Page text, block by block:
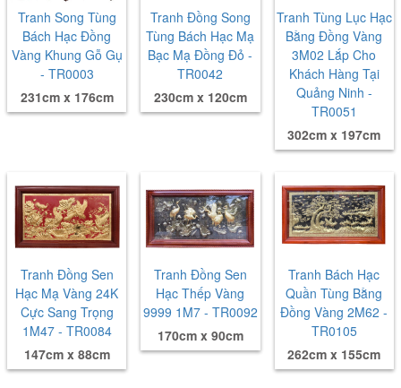
Tranh Song Tùng
Bách Hạc Đồng
Vàng Khung Gỗ Gụ
- TR0003
231cm x 176cm
Tranh Đồng Song
Tùng Bách Hạc Mạ
Bạc Mạ Đồng Đỏ -
TR0042
230cm x 120cm
Tranh Tùng Lục Hạc
Bằng Đồng Vàng
3M02 Lắp Cho
Khách Hàng Tại
Quảng Ninh -
TR0051
302cm x 197cm
Tranh Đồng Sen
Hạc Mạ Vàng 24K
Cực Sang Trọng
1M47 - TR0084
147cm x 88cm
Tranh Đồng Sen
Hạc Thếp Vàng
9999 1M7 - TR0092
170cm x 90cm
Tranh Bách Hạc
Quần Tùng Bằng
Đồng Vàng 2M62 -
TR0105
262cm x 155cm